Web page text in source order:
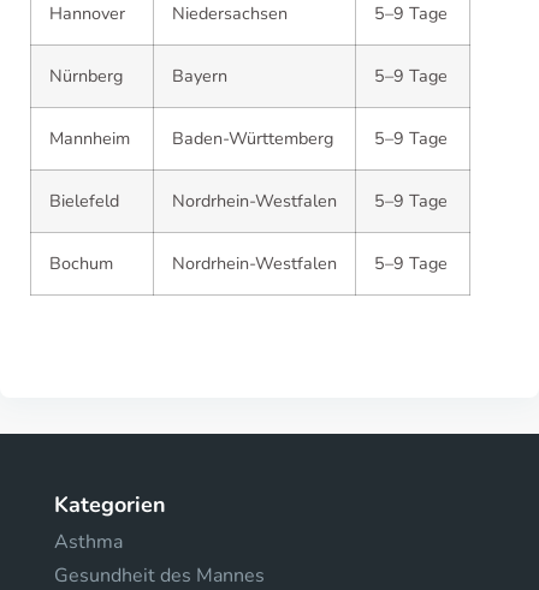
Hannover Niedersachsen 5–9 Tage
Nürnberg Bayern 5–9 Tage
Mannheim Baden-Württemberg 5–9 Tage
Bielefeld Nordrhein-Westfalen 5–9 Tage
Bochum Nordrhein-Westfalen 5–9 Tage
Kategorien
Asthma
Gesundheit des Mannes